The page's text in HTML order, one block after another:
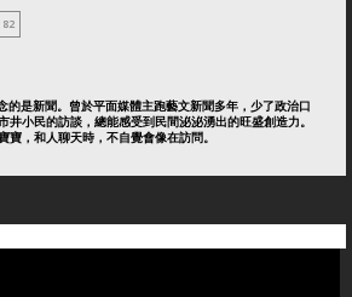
82
的是新聞。曾於平面媒體主跑藝文新聞多年，少了政治口
井小民的訪談，總能感受到民間泌泌湧出的旺盛創造力。
寶，和人聊天時，不自覺會像在訪問。